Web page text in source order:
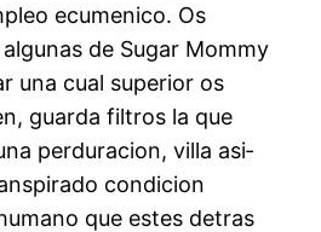
ecumenico. Os
de Sugar Mommy
una cual superior os
guarda filtros la que
perduracion, villa asi­
condicion
que estes detras